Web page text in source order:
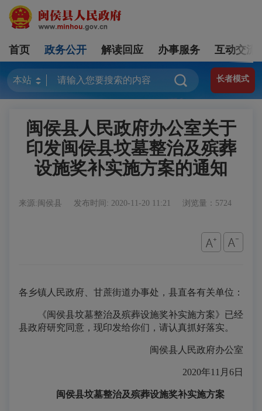
首页 政务公开 解读回应 办事服务 互动交流
长者模式
闽侯县人民政府办公室关于
印发闽侯县坟墓整治及殡葬
设施奖补实施方案的通知
来源:闽侯县 发布时间: 2020-11-20 11:21 浏览量：5724
各乡镇人民政府、甘蔗街道办事处，县直各有关单位：
《闽侯县坟墓整治及殡葬设施奖补实施方案》已经
县政府研究同意，现印发给你们，请认真抓好落实。
闽侯县人民政府办公室
2020年11月6日
闽侯县坟墓整治及殡葬设施奖补实施方案